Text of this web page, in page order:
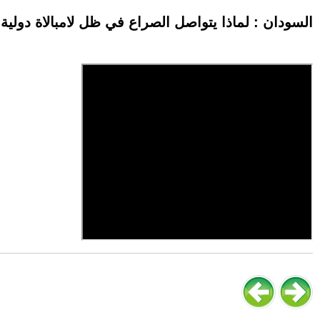
السودان : لماذا يتواصل الصراع في ظل لامبالاة